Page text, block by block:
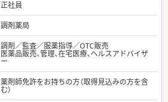
正社員
調剤薬局
調剤／監査／服薬指導／OTC販売
医薬品販売、管理、在宅医療、ヘルスアドバイザ
ー
薬剤師免許をお持ちの方（取得見込みの方を含
む）